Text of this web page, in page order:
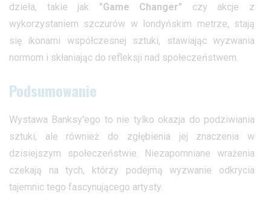
dzieła, takie jak "Game Changer" czy akcje z
wykorzystaniem szczurów w londyńskim metrze, stają
się ikonami współczesnej sztuki, stawiając wyzwania
normom i skłaniając do refleksji nad społeczeństwem.
Podsumowanie
Wystawa Banksy'ego to nie tylko okazja do podziwiania
sztuki, ale również do zgłębienia jej znaczenia w
dzisiejszym społeczeństwie. Niezapomniane wrażenia
czekają na tych, którzy podejmą wyzwanie odkrycia
tajemnic tego fascynującego artysty.